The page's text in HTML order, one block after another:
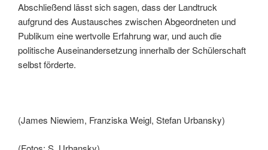
Abschließend lässt sich sagen, dass der Landtruck
aufgrund des Austausches zwischen Abgeordneten und
Publikum eine wertvolle Erfahrung war, und auch die
politische Auseinandersetzung innerhalb der Schülerschaft
selbst förderte.
(James Niewiem, Franziska Weigl, Stefan Urbansky)